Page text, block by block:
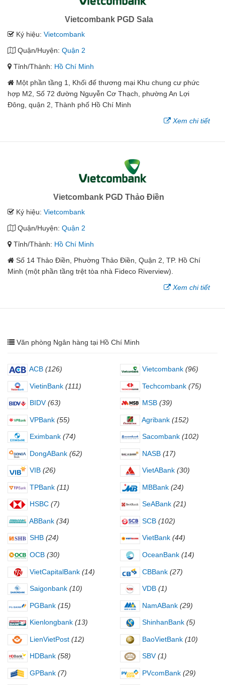
Vietcombank PGD Sala
Ký hiệu: Vietcombank
Quận/Huyện: Quận 2
Tỉnh/Thành: Hồ Chí Minh
Một phần tầng 1, Khối đế thương mại Khu chung cư phức
hợp M2, Số 72 đường Nguyễn Cơ Thạch, phường An Lợi
Đông, quận 2, Thành phố Hồ Chí Minh
Xem chi tiết
Vietcombank PGD Thảo Điền
Ký hiệu: Vietcombank
Quận/Huyện: Quận 2
Tỉnh/Thành: Hồ Chí Minh
Số 14 Thảo Điền, Phường Thảo Điền, Quận 2, TP. Hồ Chí
Minh (một phần tầng trệt tòa nhà Fideco Riverview).
Xem chi tiết
Văn phòng Ngân hàng tại Hồ Chí Minh
ACB (126) Vietcombank (96)
VietinBank (111) Techcombank (75)
BIDV (63) MSB (39)
VPBank (55) Agribank (152)
Eximbank (74) Sacombank (102)
DongABank (62) NASB (17)
VIB (26) VietABank (30)
TPBank (11) MBBank (24)
HSBC (7) SeABank (21)
ABBank (34) SCB (102)
SHB (24) VietBank (44)
OCB (30) OceanBank (14)
VietCapitalBank (14) CBBank (27)
Saigonbank (10) VDB (1)
PGBank (15) NamABank (29)
Kienlongbank (13) ShinhanBank (5)
LienVietPost (12) BaoVietBank (10)
HDBank (58) SBV (1)
GPBank (7) PVcomBank (29)